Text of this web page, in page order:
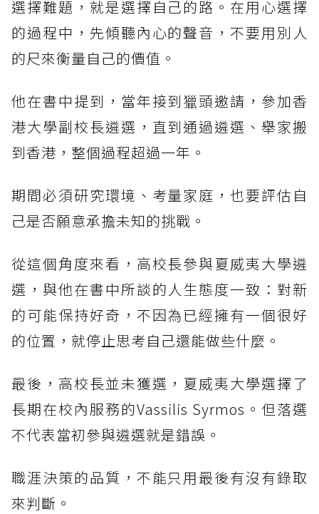
選擇難題，就是選擇自己的路。在用心選擇
的過程中，先傾聽內心的聲音，不要用別人
的尺來衡量自己的價值。
他在書中提到，當年接到獵頭邀請，參加香
港大學副校長遴選，直到通過遴選、舉家搬
到香港，整個過程超過一年。
期間必須研究環境、考量家庭，也要評估自
己是否願意承擔未知的挑戰。
從這個角度來看，高校長參與夏威夷大學遴
選，與他在書中所談的人生態度一致：對新
的可能保持好奇，不因為已經擁有一個很好
的位置，就停止思考自己還能做些什麼。
最後，高校長並未獲選，夏威夷大學選擇了
長期在校內服務的Vassilis Syrmos。但落選
不代表當初參與遴選就是錯誤。
職涯決策的品質，不能只用最後有沒有錄取
來判斷。